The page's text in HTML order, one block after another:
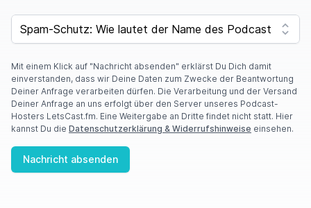
SPAM CAPTCHA
Mit einem Klick auf "Nachricht absenden" erklärst Du Dich damit
einverstanden, dass wir Deine Daten zum Zwecke der Beantwortung
Deiner Anfrage verarbeiten dürfen. Die Verarbeitung und der Versand
Deiner Anfrage an uns erfolgt über den Server unseres Podcast-
Hosters LetsCast.fm. Eine Weitergabe an Dritte findet nicht statt. Hier
kannst Du die Datenschutzerklärung & Widerrufshinweise einsehen.
Nachricht absenden